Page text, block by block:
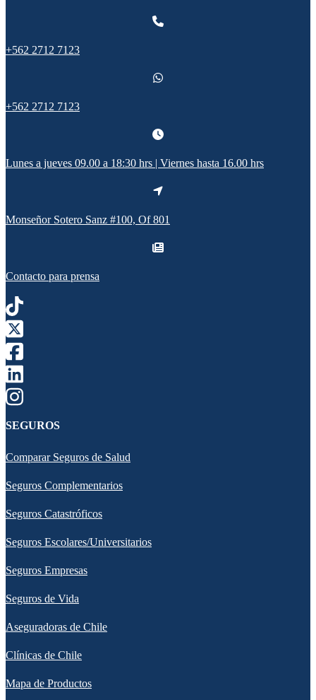
+562 2712 7123
+562 2712 7123
Lunes a jueves 09.00 a 18:30 hrs | Viernes hasta 16.00 hrs
Monseñor Sotero Sanz #100, Of 801
Contacto para prensa
SEGUROS
Comparar Seguros de Salud
Seguros Complementarios
Seguros Catastróficos
Seguros Escolares/Universitarios
Seguros Empresas
Seguros de Vida
Aseguradoras de Chile
Clínicas de Chile
Mapa de Productos